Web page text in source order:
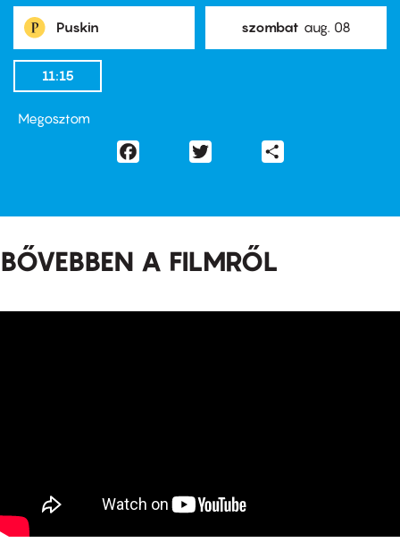
Puskin szombat aug. 08
11:15
Megosztom
Facebook
BŐVEBBEN A FILMRŐL